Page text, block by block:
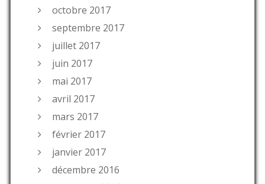
octobre 2017
septembre 2017
juillet 2017
juin 2017
mai 2017
avril 2017
mars 2017
février 2017
janvier 2017
décembre 2016